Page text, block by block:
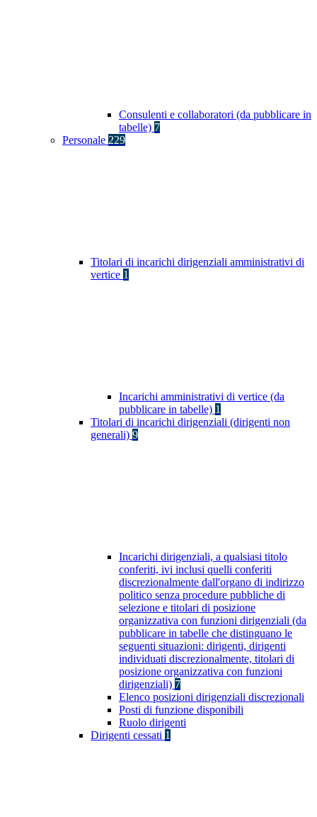
Consulenti e collaboratori (da pubblicare in
tabelle) 7
Personale 229
Titolari di incarichi dirigenziali amministrativi di
vertice 1
Incarichi amministrativi di vertice (da
pubblicare in tabelle) 1
Titolari di incarichi dirigenziali (dirigenti non
generali) 9
Incarichi dirigenziali, a qualsiasi titolo
conferiti, ivi inclusi quelli conferiti
discrezionalmente dall'organo di indirizzo
politico senza procedure pubbliche di
selezione e titolari di posizione
organizzativa con funzioni dirigenziali (da
pubblicare in tabelle che distinguano le
seguenti situazioni: dirigenti, dirigenti
individuati discrezionalmente, titolari di
posizione organizzativa con funzioni
dirigenziali) 7
Elenco posizioni dirigenziali discrezionali
Posti di funzione disponibili
Ruolo dirigenti
Dirigenti cessati 1